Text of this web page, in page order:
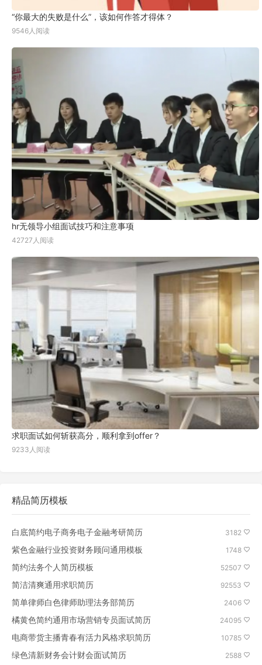
“你最大的失败是什么”，该如何作答才得体？
9546人阅读
hr无领导小组面试技巧和注意事项
42727人阅读
求职面试如何斩获高分，顺利拿到offer？
9233人阅读
精品简历模板
白底简约电子商务电子金融考研简历 3182
紫色金融行业投资财务顾问通用模板 1748
简约法务个人简历模板 52507
简洁清爽通用求职简历 92553
简单律师白色律师助理法务部简历 2406
橘黄色简约通用市场营销专员面试简历 24095
电商带货主播青春有活力风格求职简历 10785
绿色清新财务会计财会面试简历 2588